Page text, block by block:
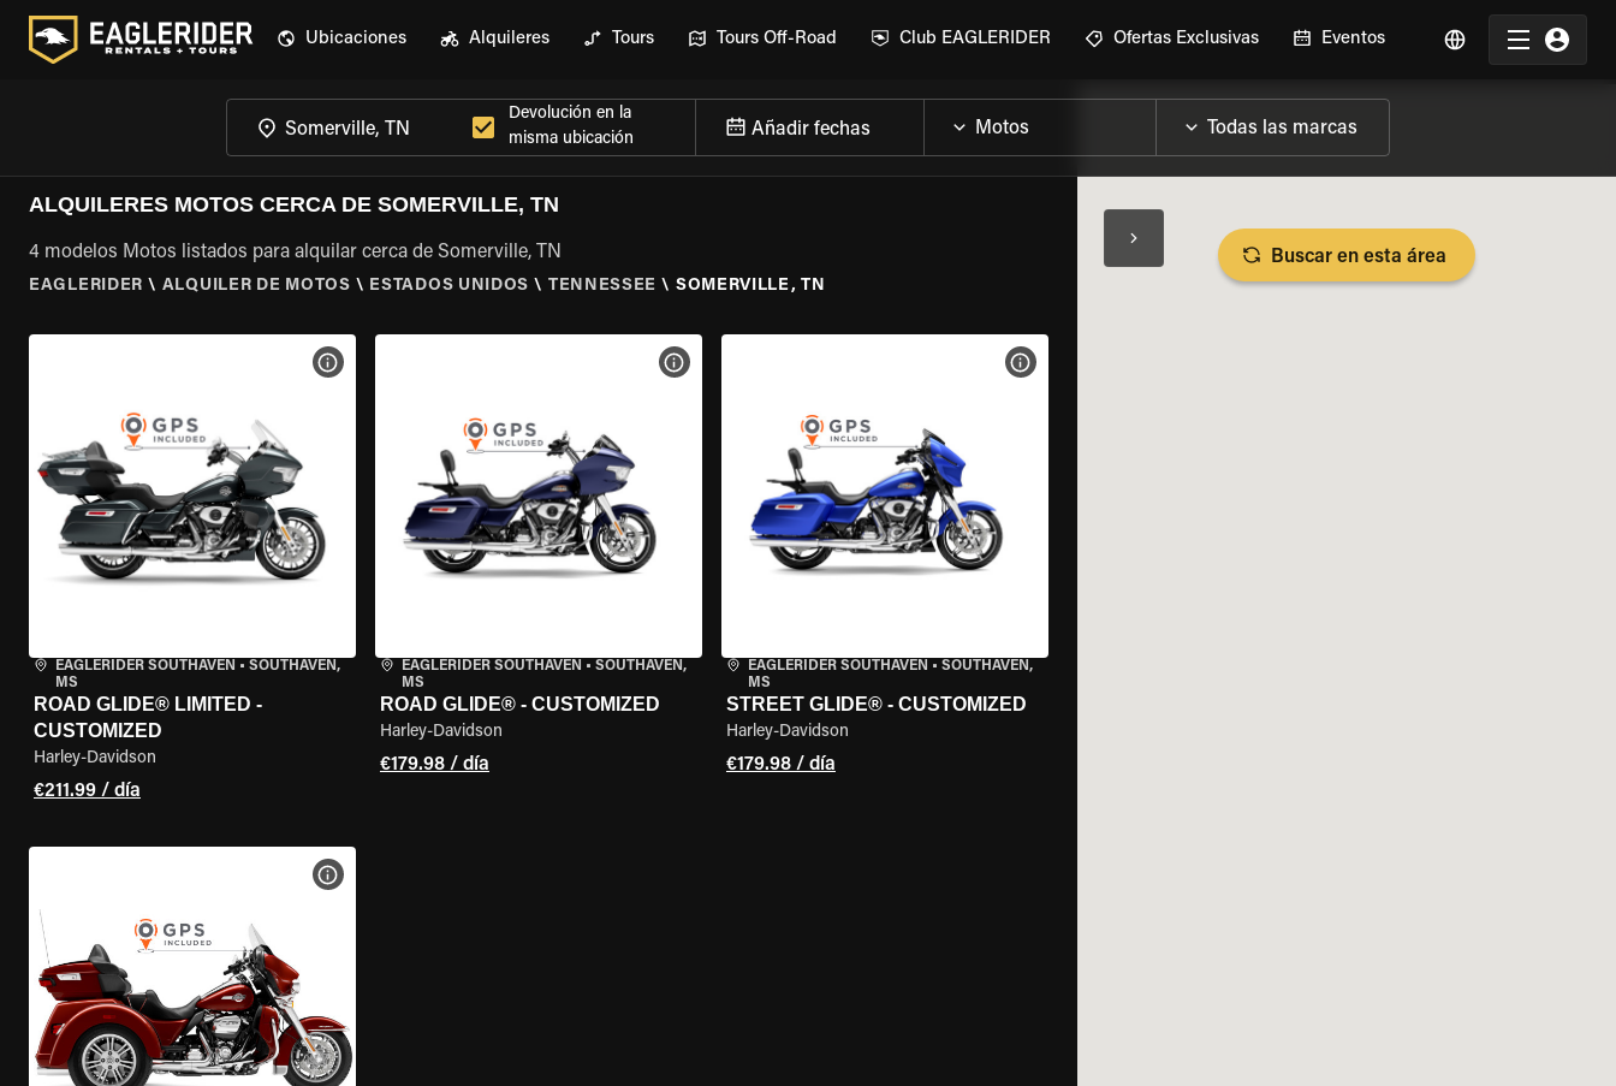
Ubicaciones Alquileres Tours Tours Off-Road Club EAGLERIDER Ofertas Exclusivas Eventos
Devolución en la
misma ubicación
Añadir fechas
ALQUILERES MOTOS CERCA DE SOMERVILLE, TN
4 modelos Motos listados para alquilar cerca de Somerville, TN
EAGLERIDER \ ALQUILER DE MOTOS \ ESTADOS UNIDOS \ TENNESSEE \ SOMERVILLE, TN
EAGLERIDER SOUTHAVEN • SOUTHAVEN,
MS
ROAD GLIDE® LIMITED -
CUSTOMIZED
Harley-Davidson
€211.99 / día
VER ESPECIFICACIONES DE LA MOTO
EAGLERIDER SOUTHAVEN • SOUTHAVEN,
MS
ROAD GLIDE® - CUSTOMIZED
Harley-Davidson
€179.98 / día
VER ESPECIFICACIONES DE LA MOTO
EAGLERIDER SOUTHAVEN • SOUTHAVEN,
MS
STREET GLIDE® - CUSTOMIZED
Harley-Davidson
€179.98 / día
VER ESPECIFICACIONES DE LA MOTO
VER ESPECIFICACIONES DE LA MOTO
Buscar en esta área